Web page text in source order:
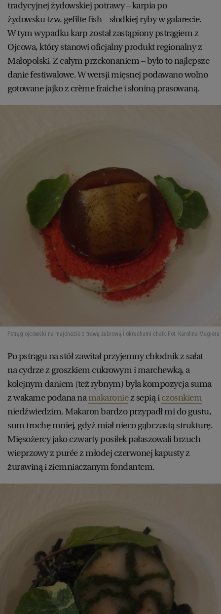
tradycyjnej żydowskiej potrawy – karpia po
żydowsku tzw. gefilte fish – słodkiej ryby w galarecie.
W tym wypadku karp został zastąpiony pstrągiem z
Ojcowa, który stanowi oficjalny produkt regionalny z
Małopolski. Z całym przekonaniem – było to najlepsze
danie festiwalowe. W wersji mięsnej podawano wolno
gotowane jajko z crème fraiche i słoniną prasowaną.
Pstrąg ojcowski na majonezie z trawą żubrową i okruchami chałkiFot. Karolina Magiera
Po pstrągu na stół zawitał przyjemny chłodnik z sałat
na cydrze z groszkiem cukrowym i marchewką, a
kolejnym daniem (też rybnym) była kompozycja suma
z wakame podana namakaroniez sepią iczosnkiem
niedźwiedzim. Makaron bardzo przypadł mi do gustu,
sum trochę mniej, gdyż miał nieco gąbczastą strukturę.
Mięsożercy jako czwarty posiłek pałaszowali brzuch
wieprzowy z purée z młodej czerwonej kapusty z
żurawiną i ziemniaczanym fondantem.